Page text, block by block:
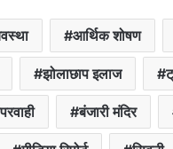
आर्थिक शोषण
झोलाछाप इलाज
बंजारी मंदिर